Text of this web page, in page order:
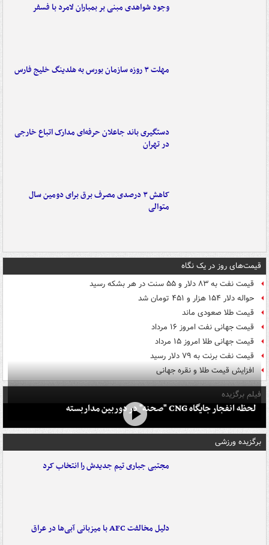
وجود شواهدی مبنی بر بمباران لامرد با فسفر
مهلت ۳ روزه سازمان بورس به هلدینگ خلیج فارس
دستگیری باند جاعلان حرفه‌ای مدارک اتباع خارجی
در تهران
کاهش ۳ درصدی مصرف برق برای دومین سال
متوالی
قیمت‌های روز در یک نگاه
قیمت نفت به ۸۳ دلار و ۵۵ سنت در هر بشکه رسید
حواله دلار ۱۵۴ هزار و ۴۵۱ تومان شد
قیمت طلا صعودی ماند
قیمت جهانی نفت امروز ۱۶ مرداد
قیمت جهانی طلا امروز ۱۵ مرداد
قیمت نفت برنت به ۷۹ دلار رسید
افزایش قیمت طلا و نقره جهانی
فیلم برگزیده
لحظه انفجار جایگاه CNG "صحنه" در دوربین مداربسته
برگزیده ورزشی
مجتبی جباری تیم جدیدش را انتخاب کرد
دلیل مخالفت AFC با میزبانی آبی‌ها در عراق